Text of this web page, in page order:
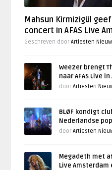
Mahsun Kirmizigül
concert in AFAS Live
Geschreven doorArtiesten
Weezer brengt
naar AFAS Live
doorArtiesten
BLØF kondigt
Nederlandse
doorArtiesten
Megadeth met
Live Amsterdam